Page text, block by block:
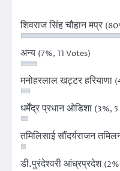
शिवराज सिंह चौहान मप्र
अन्य (7%, 11 Votes)
मनोहरलाल खट्टर हरियाणा
धर्मेंद्र प्रधान ओडिशा (3%,
तमिलिसाई सौंदर्यराजन
डी.पुरंदेश्वरी आंध्रप्रदेश